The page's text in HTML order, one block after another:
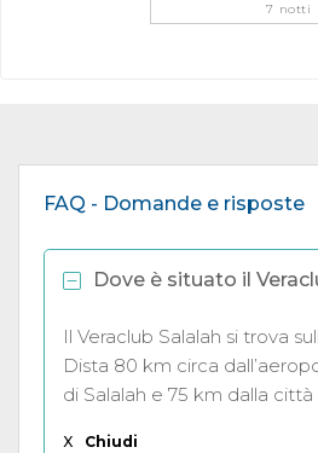
7 notti
FAQ - Domande e risposte
Dove è situato il
Il Veraclub Salalah si trova
Dista 80 km circa
di Salalah e 75 km dalla città
X Chiudi